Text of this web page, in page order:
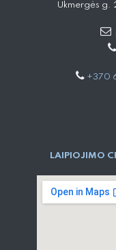
Ukmergės g.
+370
LAIPIOJIMO